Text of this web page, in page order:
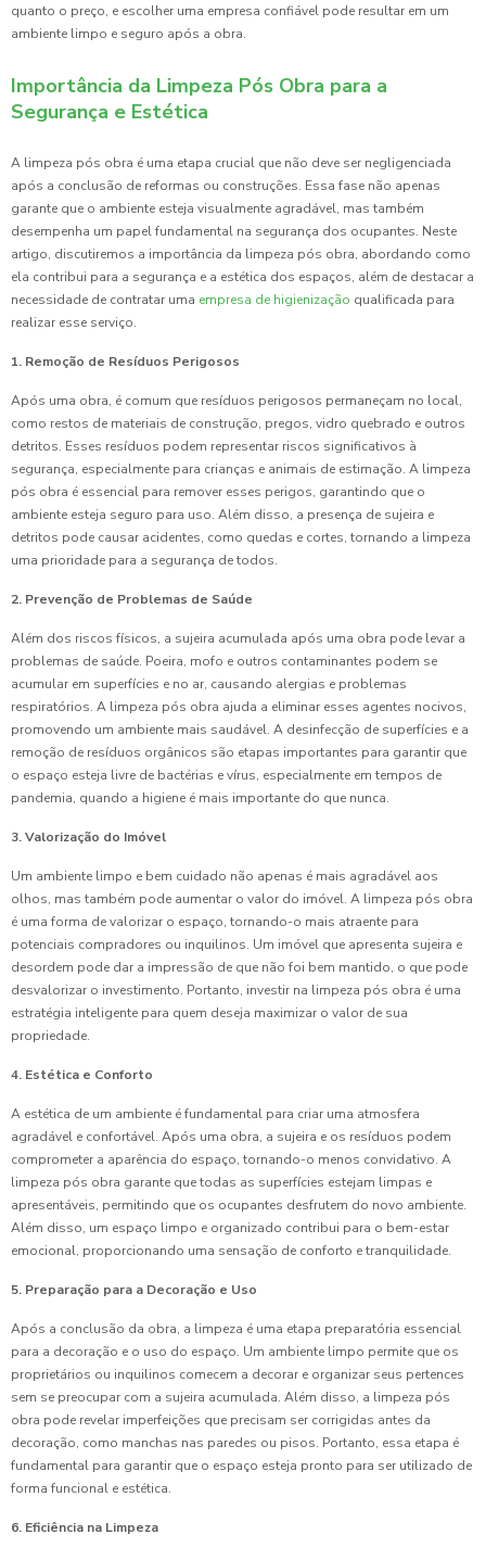
quanto o preço, e escolher uma empresa confiável pode resultar em um
ambiente limpo e seguro após a obra.
Importância da Limpeza Pós Obra para a
Segurança e Estética
A limpeza pós obra é uma etapa crucial que não deve ser negligenciada
após a conclusão de reformas ou construções. Essa fase não apenas
garante que o ambiente esteja visualmente agradável, mas também
desempenha um papel fundamental na segurança dos ocupantes. Neste
artigo, discutiremos a importância da limpeza pós obra, abordando como
ela contribui para a segurança e a estética dos espaços, além de destacar a
necessidade de contratar uma empresa de higienização qualificada para
realizar esse serviço.
1. Remoção de Resíduos Perigosos
Após uma obra, é comum que resíduos perigosos permaneçam no local,
como restos de materiais de construção, pregos, vidro quebrado e outros
detritos. Esses resíduos podem representar riscos significativos à
segurança, especialmente para crianças e animais de estimação. A limpeza
pós obra é essencial para remover esses perigos, garantindo que o
ambiente esteja seguro para uso. Além disso, a presença de sujeira e
detritos pode causar acidentes, como quedas e cortes, tornando a limpeza
uma prioridade para a segurança de todos.
2. Prevenção de Problemas de Saúde
Além dos riscos físicos, a sujeira acumulada após uma obra pode levar a
problemas de saúde. Poeira, mofo e outros contaminantes podem se
acumular em superfícies e no ar, causando alergias e problemas
respiratórios. A limpeza pós obra ajuda a eliminar esses agentes nocivos,
promovendo um ambiente mais saudável. A desinfecção de superfícies e a
remoção de resíduos orgânicos são etapas importantes para garantir que
o espaço esteja livre de bactérias e vírus, especialmente em tempos de
pandemia, quando a higiene é mais importante do que nunca.
3. Valorização do Imóvel
Um ambiente limpo e bem cuidado não apenas é mais agradável aos
olhos, mas também pode aumentar o valor do imóvel. A limpeza pós obra
é uma forma de valorizar o espaço, tornando-o mais atraente para
potenciais compradores ou inquilinos. Um imóvel que apresenta sujeira e
desordem pode dar a impressão de que não foi bem mantido, o que pode
desvalorizar o investimento. Portanto, investir na limpeza pós obra é uma
estratégia inteligente para quem deseja maximizar o valor de sua
propriedade.
4. Estética e Conforto
A estética de um ambiente é fundamental para criar uma atmosfera
agradável e confortável. Após uma obra, a sujeira e os resíduos podem
comprometer a aparência do espaço, tornando-o menos convidativo. A
limpeza pós obra garante que todas as superfícies estejam limpas e
apresentáveis, permitindo que os ocupantes desfrutem do novo ambiente.
Além disso, um espaço limpo e organizado contribui para o bem-estar
emocional, proporcionando uma sensação de conforto e tranquilidade.
5. Preparação para a Decoração e Uso
Após a conclusão da obra, a limpeza é uma etapa preparatória essencial
para a decoração e o uso do espaço. Um ambiente limpo permite que os
proprietários ou inquilinos comecem a decorar e organizar seus pertences
sem se preocupar com a sujeira acumulada. Além disso, a limpeza pós
obra pode revelar imperfeições que precisam ser corrigidas antes da
decoração, como manchas nas paredes ou pisos. Portanto, essa etapa é
fundamental para garantir que o espaço esteja pronto para ser utilizado de
forma funcional e estética.
6. Eficiência na Limpeza